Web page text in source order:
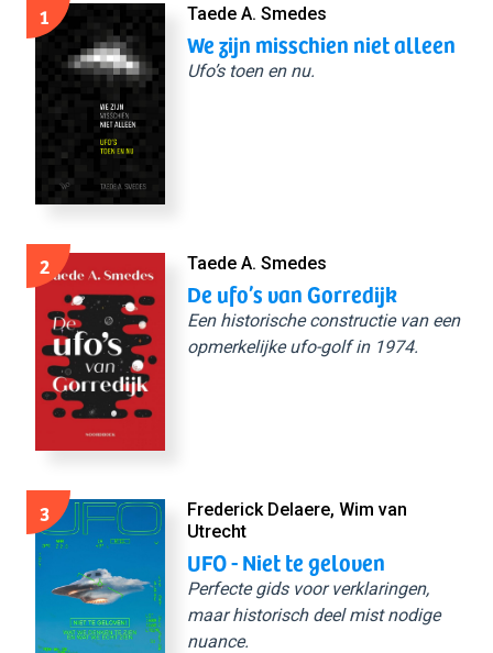
1 Taede A. Smedes
We zijn misschien niet alleen
Ufo’s toen en nu.
2 Taede A. Smedes
De ufo’s van Gorredijk
Een historische constructie van een
opmerkelijke ufo-golf in 1974.
3
Frederick Delaere, Wim van
Utrecht
UFO - Niet te geloven
Perfecte gids voor verklaringen,
maar historisch deel mist nodige
nuance.